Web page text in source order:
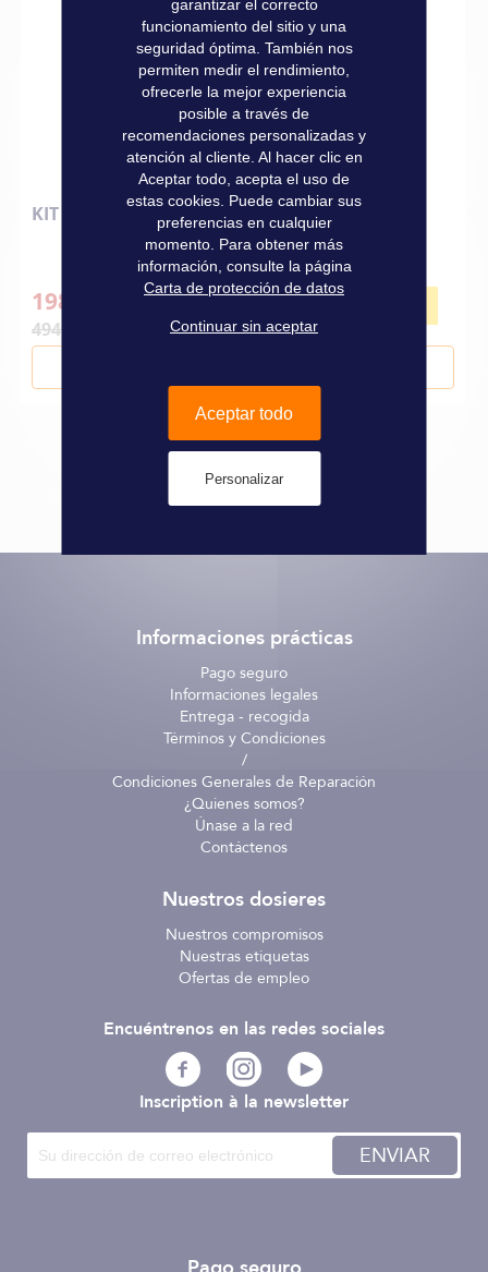
KIT LAZY JACK 40 PIEDS PFEIFFER
198,00 €
494,00 €
Informaciones prácticas
Pago seguro
Informaciones legales
Entrega - recogida
Términos y Condiciones
/
Condiciones Generales de Reparación
¿Quienes somos?
Únase a la red
Contáctenos
Nuestros dosieres
Nuestros compromisos
Nuestras etiquetas
Ofertas de empleo
Inscription à la newsletter
ENVIAR
Encuéntrenos en las redes sociales
garantizar el correcto
funcionamiento del sitio y una
seguridad óptima. También nos
permiten medir el rendimiento,
ofrecerle la mejor experiencia
posible a través de
recomendaciones personalizadas y
atención al cliente. Al hacer clic en
Aceptar todo, acepta el uso de
estas cookies. Puede cambiar sus
preferencias en cualquier
momento. Para obtener más
información, consulte la página
Carta de protección de datos
Continuar sin aceptar
Aceptar todo
Personalizar